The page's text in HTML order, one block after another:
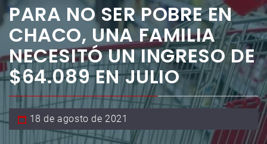
PARA NO SER POBRE EN
CHACO, UNA FAMILIA
NECESITÓ UN INGRESO DE
$64.089 EN JULIO
18 de agosto de 2021